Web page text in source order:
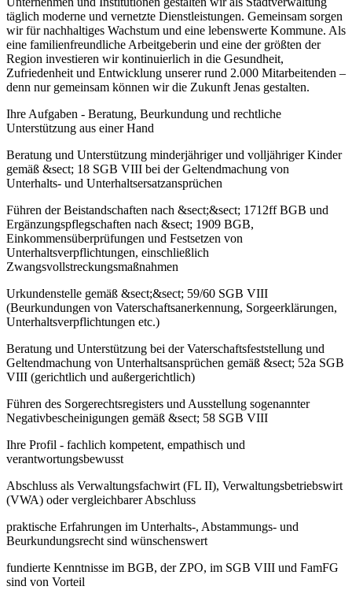
täglich moderne und vernetzte Dienstleistungen. Gemeinsam sorgen
wir für nachhaltiges Wachstum und eine lebenswerte Kommune. Als
eine familienfreundliche Arbeitgeberin und eine der größten der
Region investieren wir kontinuierlich in die Gesundheit,
Zufriedenheit und Entwicklung unserer rund 2.000 Mitarbeitenden –
denn nur gemeinsam können wir die Zukunft Jenas gestalten.
Ihre Aufgaben - Beratung, Beurkundung und rechtliche
Unterstützung aus einer Hand
Beratung und Unterstützung minderjähriger und volljähriger Kinder
gemäß &sect; 18 SGB VIII bei der Geltendmachung von
Unterhalts- und Unterhaltsersatzansprüchen
Führen der Beistandschaften nach &sect;&sect; 1712ff BGB und
Ergänzungspflegschaften nach &sect; 1909 BGB,
Einkommensüberprüfungen und Festsetzen von
Unterhaltsverpflichtungen, einschließlich
Zwangsvollstreckungsmaßnahmen
Urkundenstelle gemäß &sect;&sect; 59/60 SGB VIII
(Beurkundungen von Vaterschaftsanerkennung, Sorgeerklärungen,
Unterhaltsverpflichtungen etc.)
Beratung und Unterstützung bei der Vaterschaftsfeststellung und
Geltendmachung von Unterhaltsansprüchen gemäß &sect; 52a SGB
VIII (gerichtlich und außergerichtlich)
Führen des Sorgerechtsregisters und Ausstellung sogenannter
Negativbescheinigungen gemäß &sect; 58 SGB VIII
Ihre Profil - fachlich kompetent, empathisch und
verantwortungsbewusst
Abschluss als Verwaltungsfachwirt (FL II), Verwaltungsbetriebswirt
(VWA) oder vergleichbarer Abschluss
praktische Erfahrungen im Unterhalts-, Abstammungs- und
Beurkundungsrecht sind wünschenswert
fundierte Kenntnisse im BGB, der ZPO, im SGB VIII und FamFG
sind von Vorteil